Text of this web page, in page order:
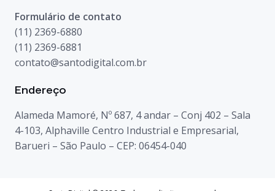
Formulário de contato
(11) 2369-6880
(11) 2369-6881
contato@santodigital.com.br
Endereço
Alameda Mamoré, Nº 687, 4 andar – Conj 402 – Sala
4-103, Alphaville Centro Industrial e Empresarial,
Barueri – São Paulo – CEP: 06454-040